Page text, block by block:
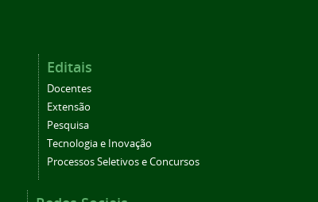
Editais
Docentes
Extensão
Pesquisa
Tecnologia e Inovação
Processos Seletivos e Concursos